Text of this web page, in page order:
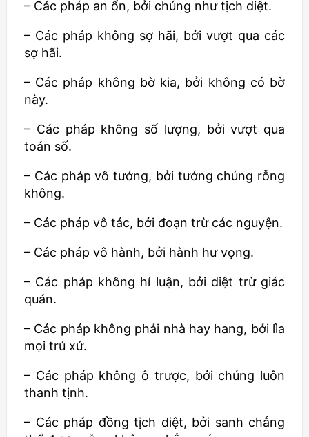
– Các pháp an ổn, bởi chúng như tịch diệt.
– Các pháp không sợ hãi, bởi vượt qua các
sợ hãi.
– Các pháp không bờ kia, bởi không có bờ
này.
– Các pháp không số lượng, bởi vượt qua
toán số.
– Các pháp vô tướng, bởi tướng chúng rỗng
không.
– Các pháp vô tác, bởi đoạn trừ các nguyện.
– Các pháp vô hành, bởi hành hư vọng.
– Các pháp không hí luận, bởi diệt trừ giác
quán.
– Các pháp không phải nhà hay hang, bởi lìa
mọi trú xứ.
– Các pháp không ô trược, bởi chúng luôn
thanh tịnh.
– Các pháp đồng tịch diệt, bởi sanh chẳng